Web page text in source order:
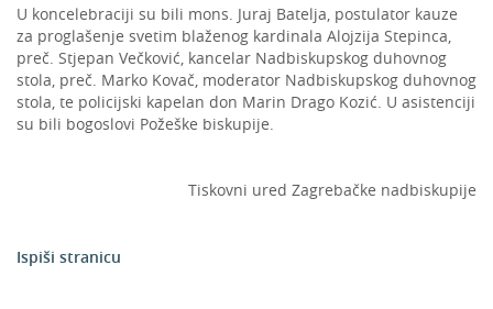
U koncelebraciji su bili mons. Juraj Batelja, postulator kauze
za proglašenje svetim blaženog kardinala Alojzija Stepinca,
preč. Stjepan Večković, kancelar Nadbiskupskog duhovnog
stola, preč. Marko Kovač, moderator Nadbiskupskog duhovnog
stola, te policijski kapelan don Marin Drago Kozić. U asistenciji
su bili bogoslovi Požeške biskupije.
Tiskovni ured Zagrebačke nadbiskupije
Ispiši stranicu